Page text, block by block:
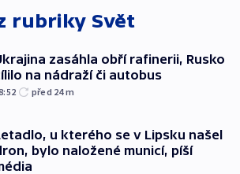
rubriky Svět
zasáhla obří rafinerii, Rusko
na nádraží či autobus
před 24m
u kterého se v Lipsku našel
bylo naložené municí, píší